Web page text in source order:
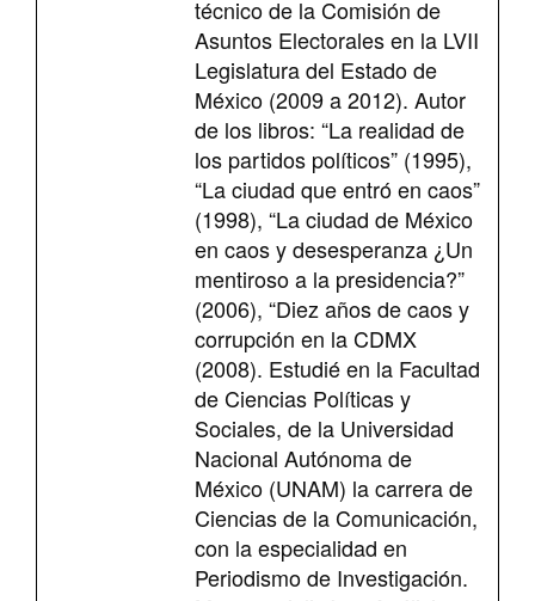
técnico de la Comisión de
Asuntos Electorales en la LVII
Legislatura del Estado de
México (2009 a 2012). Autor
de los libros: “La realidad de
los partidos políticos” (1995),
“La ciudad que entró en caos”
(1998), “La ciudad de México
en caos y desesperanza ¿Un
mentiroso a la presidencia?”
(2006), “Diez años de caos y
corrupción en la CDMX
(2008). Estudié en la Facultad
de Ciencias Políticas y
Sociales, de la Universidad
Nacional Autónoma de
México (UNAM) la carrera de
Ciencias de la Comunicación,
con la especialidad en
Periodismo de Investigación.